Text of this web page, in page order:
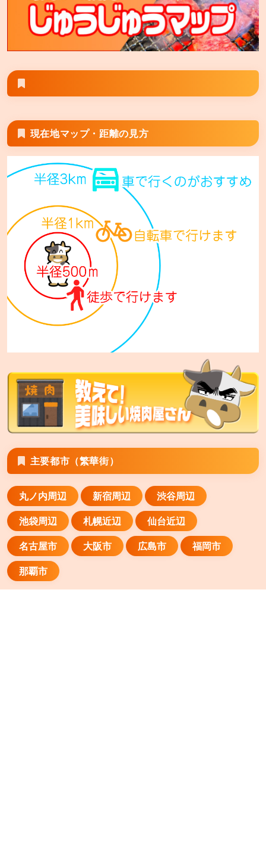
あみやき亭 彦根店
滋賀県彦根市馬場2丁目1-1
あみやき亭 津白塚店
三重県鈴鹿市算所町410-1
あみやき亭 四日市久保田店
三重県四日市市久保田2丁目10-5
あみやき亭 桑名江場店
三重県桑名市江場1455-1
あみやき亭 桑名大山田店
三重県桑名市大字五反田字口山1823
あみやき亭 伊勢店
三重県伊勢市御薗町王中島800
あみやき亭 伊賀上野店
三重県伊賀市服部町 字尾崎1949番1
あみやき亭 四日市日永店
三重県四日市市日永4-1985-6
あみやき亭 松阪店
三重県松阪市駅部田町1039-1
あみやき亭 津高茶屋店
三重県津市高茶屋小森町字丸田295-1
あみやき亭 瑞浪店
岐阜県瑞浪市益見町3丁目112番地
あみやき亭 名張店
現在地マップ・距離の見方
主要都市（繁華街）
丸ノ内周辺 新宿周辺
渋谷周辺
池袋周辺
札幌近辺
仙台近辺
名古屋市
大阪市 広島市
福岡市
那覇市